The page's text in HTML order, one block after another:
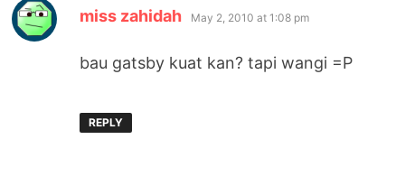
miss zahidah says:
May 2, 2010 at 1:08 pm
bau gatsby kuat kan? tapi wangi =P
REPLY